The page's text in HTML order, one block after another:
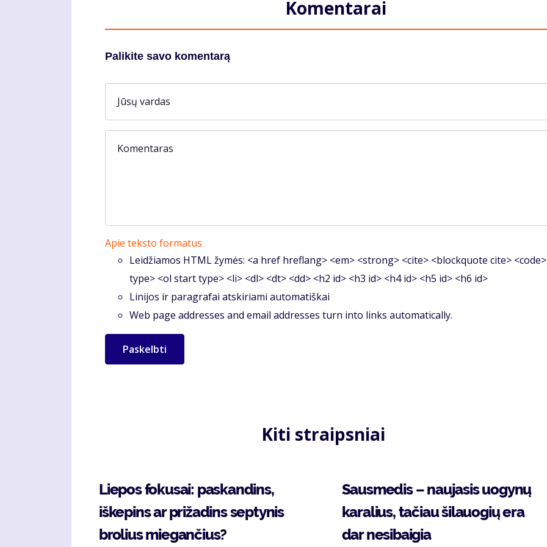
Komentarai
Palikite savo komentarą
Jūsų vardas
Komentaras
Apie teksto formatus
Leidžiamos HTML žymės: <a href hreflang> <em> <strong> <cite> <blockquote cite>
type> <ol start type> <li> <dl> <dt> <dd> <h2 id> <h3 id> <h4 id> <h5 id> <h6 id>
Linijos ir paragrafai atskiriami automatiškai
Web page addresses and email addresses turn into links automatically.
Kiti straipsniai
Liepos fokusai: paskandins,
iškepins ar prižadins septynis
brolius miegančius?
Sausmedis – naujasis uogynų
karalius, tačiau šilauogių era
dar nesibaigia